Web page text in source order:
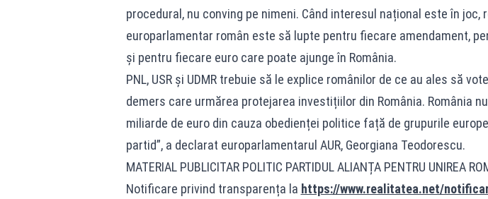
procedural, nu conving pe nimeni. Când interesul național este în joc,
europarlamentar român este să lupte pentru fiecare amendament,
și pentru fiecare euro care poate ajunge în România.
PNL, USR și UDMR trebuie să le explice românilor de ce au ales să
demers care urmărea protejarea investițiilor din România. România
miliarde de euro din cauza obedienței politice față de grupurile
partid”, a declarat europarlamentarul AUR, Georgiana Teodorescu.
MATERIAL PUBLICITAR POLITIC PARTIDUL ALIANȚA PENTRU UNIREA
Notificare privind transparența la https://www.realitatea.net/